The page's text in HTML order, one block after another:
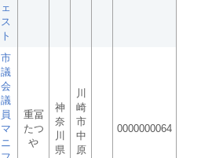
ェ
ス
ト
市
議
会
議
員
マ
ニ
重冨
たつ
や
神
奈
川
県
川
崎
市
中
原
0000000064